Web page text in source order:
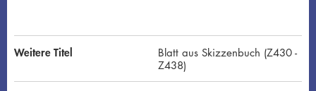
Weitere Titel
Blatt aus Skizzenbuch (Z430 -
Z438)